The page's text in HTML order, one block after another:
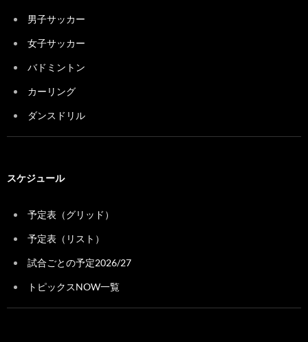
男子サッカー
女子サッカー
バドミントン
カーリング
ダンスドリル
スケジュール
予定表（グリッド）
予定表（リスト）
試合ごとの予定2026/27
トピックスNOW一覧